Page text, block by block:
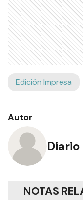
Edición Impresa
Autor
Diario
NOTAS